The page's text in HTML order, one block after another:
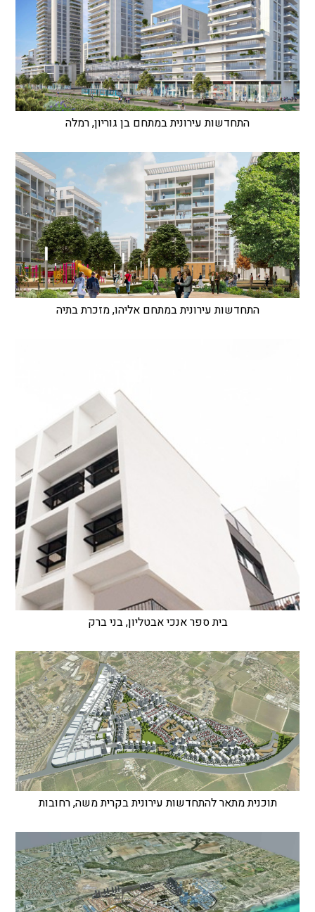
התחדשות עירונית במתחם בן גוריון, רמלה
התחדשות עירונית במתחם אליהו, מזכרת בתיה
בית ספר אנכי אבטליון, בני ברק
תוכנית מתאר להתחדשות עירונית בקרית משה, רחובות